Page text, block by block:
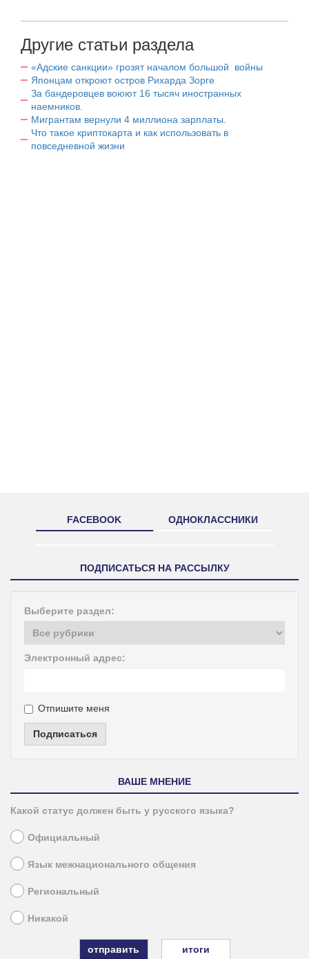
Другие статьи раздела
«Адские санкции» грозят началом большой войны
Японцам откроют остров Рихарда Зорге
За бандеровцев воюют 16 тысяч иностранных
наемников.
Мигрантам вернули 4 миллиона зарплаты.
Что такое криптокарта и как использовать в
повседневной жизни
FACEBOOK ОДНОКЛАССНИКИ
ПОДПИСАТЬСЯ НА РАССЫЛКУ
Выберите раздел:
Электронный адрес:
Отпишите меня
Подписаться
ВАШЕ МНЕНИЕ
Какой статус должен быть у русского языка?
Официальный
Язык межнационального общения
Региональный
Никакой
итоги